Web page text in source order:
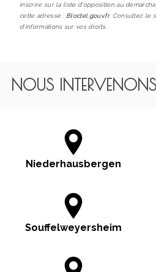
inscrire sur la liste d'opposition au
cette adresse : Bloctel.gouv.fr. Consultez le
d’informations sur vos droits.
NOUS
Niederhausbergen
Souffelweyersheim